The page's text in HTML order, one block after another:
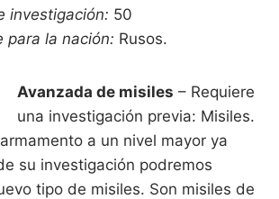
investigación: 50
para la nación: Rusos.
Avanzada de misiles – Requiere
una investigación previa: Misiles.
a un nivel mayor ya
su investigación podremos
tipo de misiles. Son misiles de